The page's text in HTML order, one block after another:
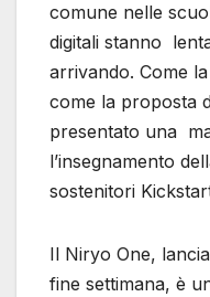
comune nelle
digitali stanno
arrivando. Come
come la proposta
presentato una
l’insegnamento
sostenitori
Il Niryo One,
fine settimana, è